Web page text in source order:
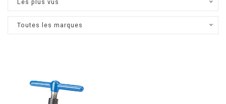
Les plus vus
Toutes les marques